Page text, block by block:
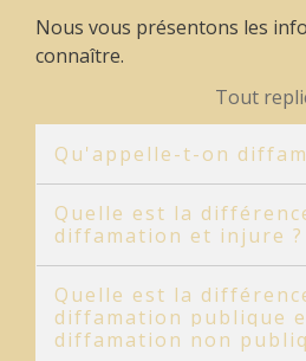
Nous vous présentons les
connaître.
Tout
Qu'appelle-t-on
Quelle est la
diffamation et injure ?
Quelle est la
diffamation publique
diffamation non